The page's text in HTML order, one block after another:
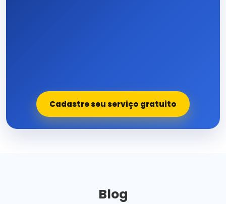
Cadastre seu serviço gratuito
Blog